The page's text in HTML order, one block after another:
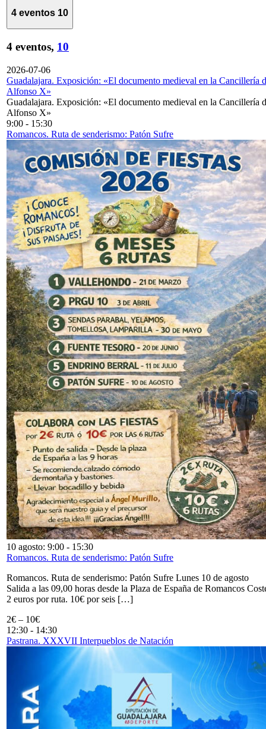
4 eventos 10
4 eventos, 10
2026-07-06
Guadalajara. Exposición: «El documento medieval en la Cancillería
Alfonso X»
Guadalajara. Exposición: «El documento medieval en la Cancillería
Alfonso X»
9:00 - 15:30
Romancos. Ruta de senderismo: Patón Sufre
10 agosto: 9:00 - 15:30
Romancos. Ruta de senderismo: Patón Sufre
Romancos. Ruta de senderismo: Patón Sufre Lunes 10 de agosto
Salida a las 09,00 horas desde la Plaza de España de Romancos
2 euros por ruta. 10€ por seis […]
2€ – 10€
12:30 - 14:30
Pastrana. XXXVII Interpueblos de Natación